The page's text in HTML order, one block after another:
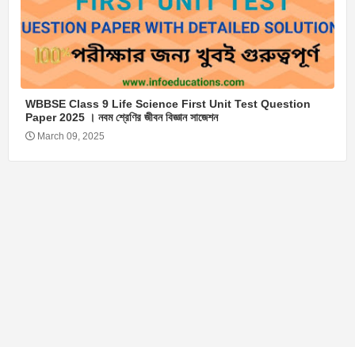
WBBSE Class 9 Life Science First Unit Test Question
Paper 2025 । নবম শ্রেণির জীবন বিজ্ঞান সাজেশন
March 09, 2025